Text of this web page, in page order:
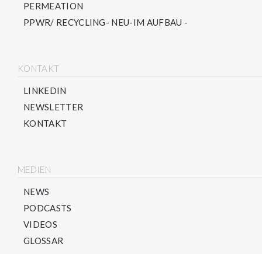
PERMEATION
PPWR/ RECYCLING- NEU-IM AUFBAU -
KONTAKT
LINKEDIN
NEWSLETTER
KONTAKT
MEDIEN
NEWS
PODCASTS
VIDEOS
GLOSSAR